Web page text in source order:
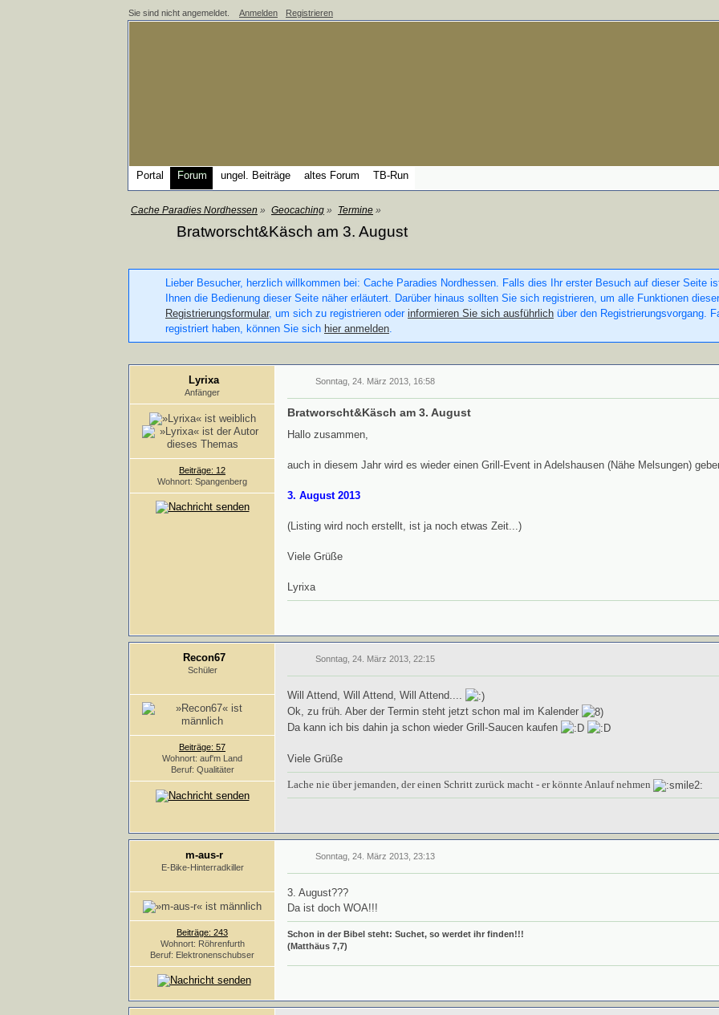
Sie sind nicht angemeldet. Anmelden Registrieren
Portal Forum ungel. Beiträge altes Forum TB-Run
Cache Paradies Nordhessen » Geocaching » Termine »
Bratworscht&Käsch am 3. August
Lieber Besucher, herzlich willkommen bei: Cache Paradies Nordhessen. Falls dies Ihr erster Besuch auf dieser Seite
Ihnen die Bedienung dieser Seite näher erläutert. Darüber hinaus sollten Sie sich registrieren, um alle Funktionen
Registrierungsformular, um sich zu registrieren oder informieren Sie sich ausführlich über den Registrierungsvorgang.
registriert haben, können Sie sich hier anmelden.
Lyrixa
Anfänger
Beiträge: 12
Wohnort: Spangenberg
Sonntag, 24. März 2013, 16:58
Bratworscht&Käsch am 3. August
Hallo zusammen,
auch in diesem Jahr wird es wieder einen Grill-Event in Adelshausen (Nähe Melsungen)
3. August 2013
(Listing wird noch erstellt, ist ja noch etwas Zeit...)
Viele Grüße
Lyrixa
Recon67
Schüler
Beiträge: 57
Wohnort: auf'm Land
Beruf: Qualitäter
Sonntag, 24. März 2013, 22:15
Will Attend, Will Attend, Will Attend....
Ok, zu früh. Aber der Termin steht jetzt schon mal im Kalender
Da kann ich bis dahin ja schon wieder Grill-Saucen kaufen
Viele Grüße
Lache nie über jemanden, der einen Schritt zurück macht - er könnte Anlauf nehmen
m-aus-r
E-Bike-Hinterradkiller
Beiträge: 243
Wohnort: Röhrenfurth
Beruf: Elektronenschubser
Sonntag, 24. März 2013, 23:13
3. August???
Da ist doch WOA!!!
Schon in der Bibel steht: Suchet, so werdet ihr finden!!!
(Matthäus 7,7)